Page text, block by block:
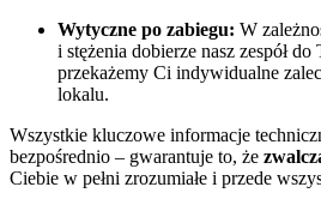
Wytyczne po zabiegu: W
i stężenia dobierze nasz zespół
przekażemy Ci indywidualne
lokalu.
Wszystkie kluczowe informacje
bezpośrednio – gwarantuje to, że
Ciebie w pełni zrozumiałe i przede